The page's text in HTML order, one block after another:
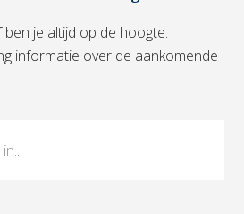
je altijd op de hoogte.
informatie over de aankomende